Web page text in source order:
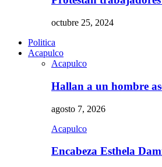
octubre 25, 2024
Politica
Acapulco
Acapulco
Hallan a un hombre
agosto 7, 2026
Acapulco
Encabeza Esthela